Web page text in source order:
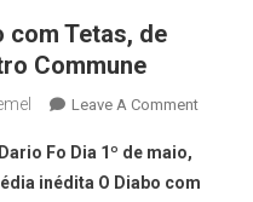
com Tetas, de
Commune
Leave A Comment
Fo Dia 1º de maio,
inédita O Diabo com